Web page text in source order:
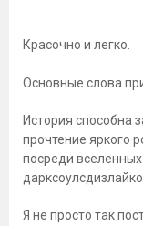
Красочно и легко.
Основные слова
История способна
прочтение яркого
посреди
Я не просто так